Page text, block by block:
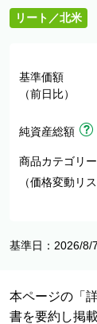
リート／北米
基準価額
（前日比）
純資産総額
商品カテゴリー
（価格変動リス
基準日：2026/8/7
本ページの「
書を要約し掲